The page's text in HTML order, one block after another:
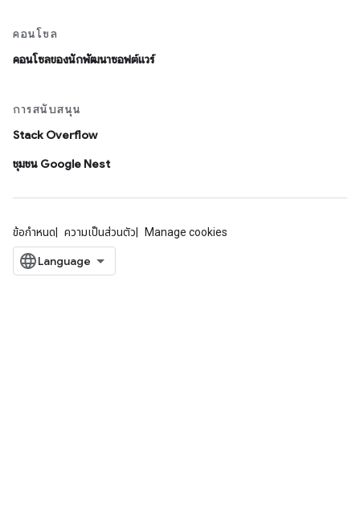
คอนโซล
คอนโซลของนักพัฒนาซอฟต์แวร์
การสนับสนุน
Stack Overflow
ชุมชน Google Nest
ข้อกำหนด ความเป็นส่วนตัว Manage cookies